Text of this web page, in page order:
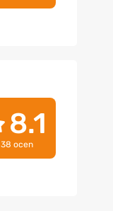
8.1
38 ocen